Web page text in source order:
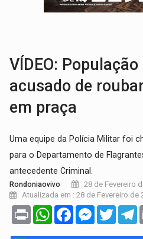
LAMENTÁVEL:
VÍDEO:
acusado de
em praça
Uma equipe da Polícia Militar foi
para o Departamento de
antecedente Criminal.
Rondoniaovivo
28 de Fevereiro
Atualizada em : 28 de Fevereiro de
Print WhatsAppFacebookMessenger
Twitter